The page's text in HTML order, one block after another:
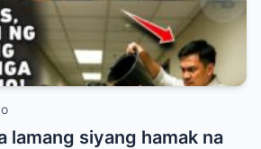
nang dumating ang
at halos mahimatay sa
aroganteng empleyado.
lamang siyang hamak na